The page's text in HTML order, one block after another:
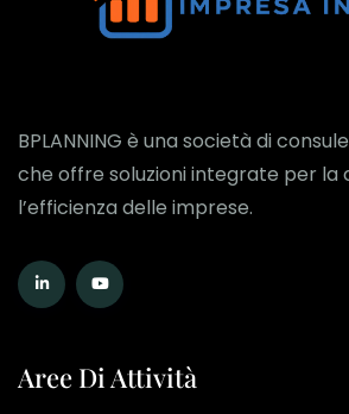
BPLANNING è una società di
che offre soluzioni integrate per la
l’efficienza delle imprese.
Aree Di Attività